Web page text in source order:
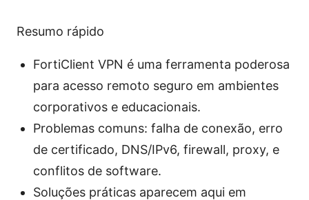
Resumo rápido
FortiClient VPN é uma ferramenta poderosa
para acesso remoto seguro em ambientes
corporativos e educacionais.
Problemas comuns: falha de conexão, erro
de certificado, DNS/IPv6, firewall, proxy, e
conflitos de software.
Soluções práticas aparecem aqui em